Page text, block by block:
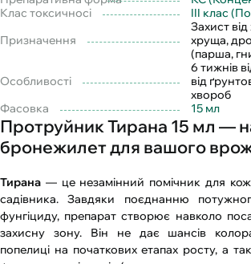
Клас токсичносі
III клас
Призначення
Захист
хруща,
(парша,
Особливості
6 тижнів
від
хвороб
Фасовка
15 мл
Протруйник Тирана 15 мл —
бронежилет для вашого
Тирана — це незамінний помічник для
садівника. Завдяки поєднанню
фунгіциду, препарат створює навколо
захисну зону. Він не дає шансів
попелиці на початкових етапах росту, а